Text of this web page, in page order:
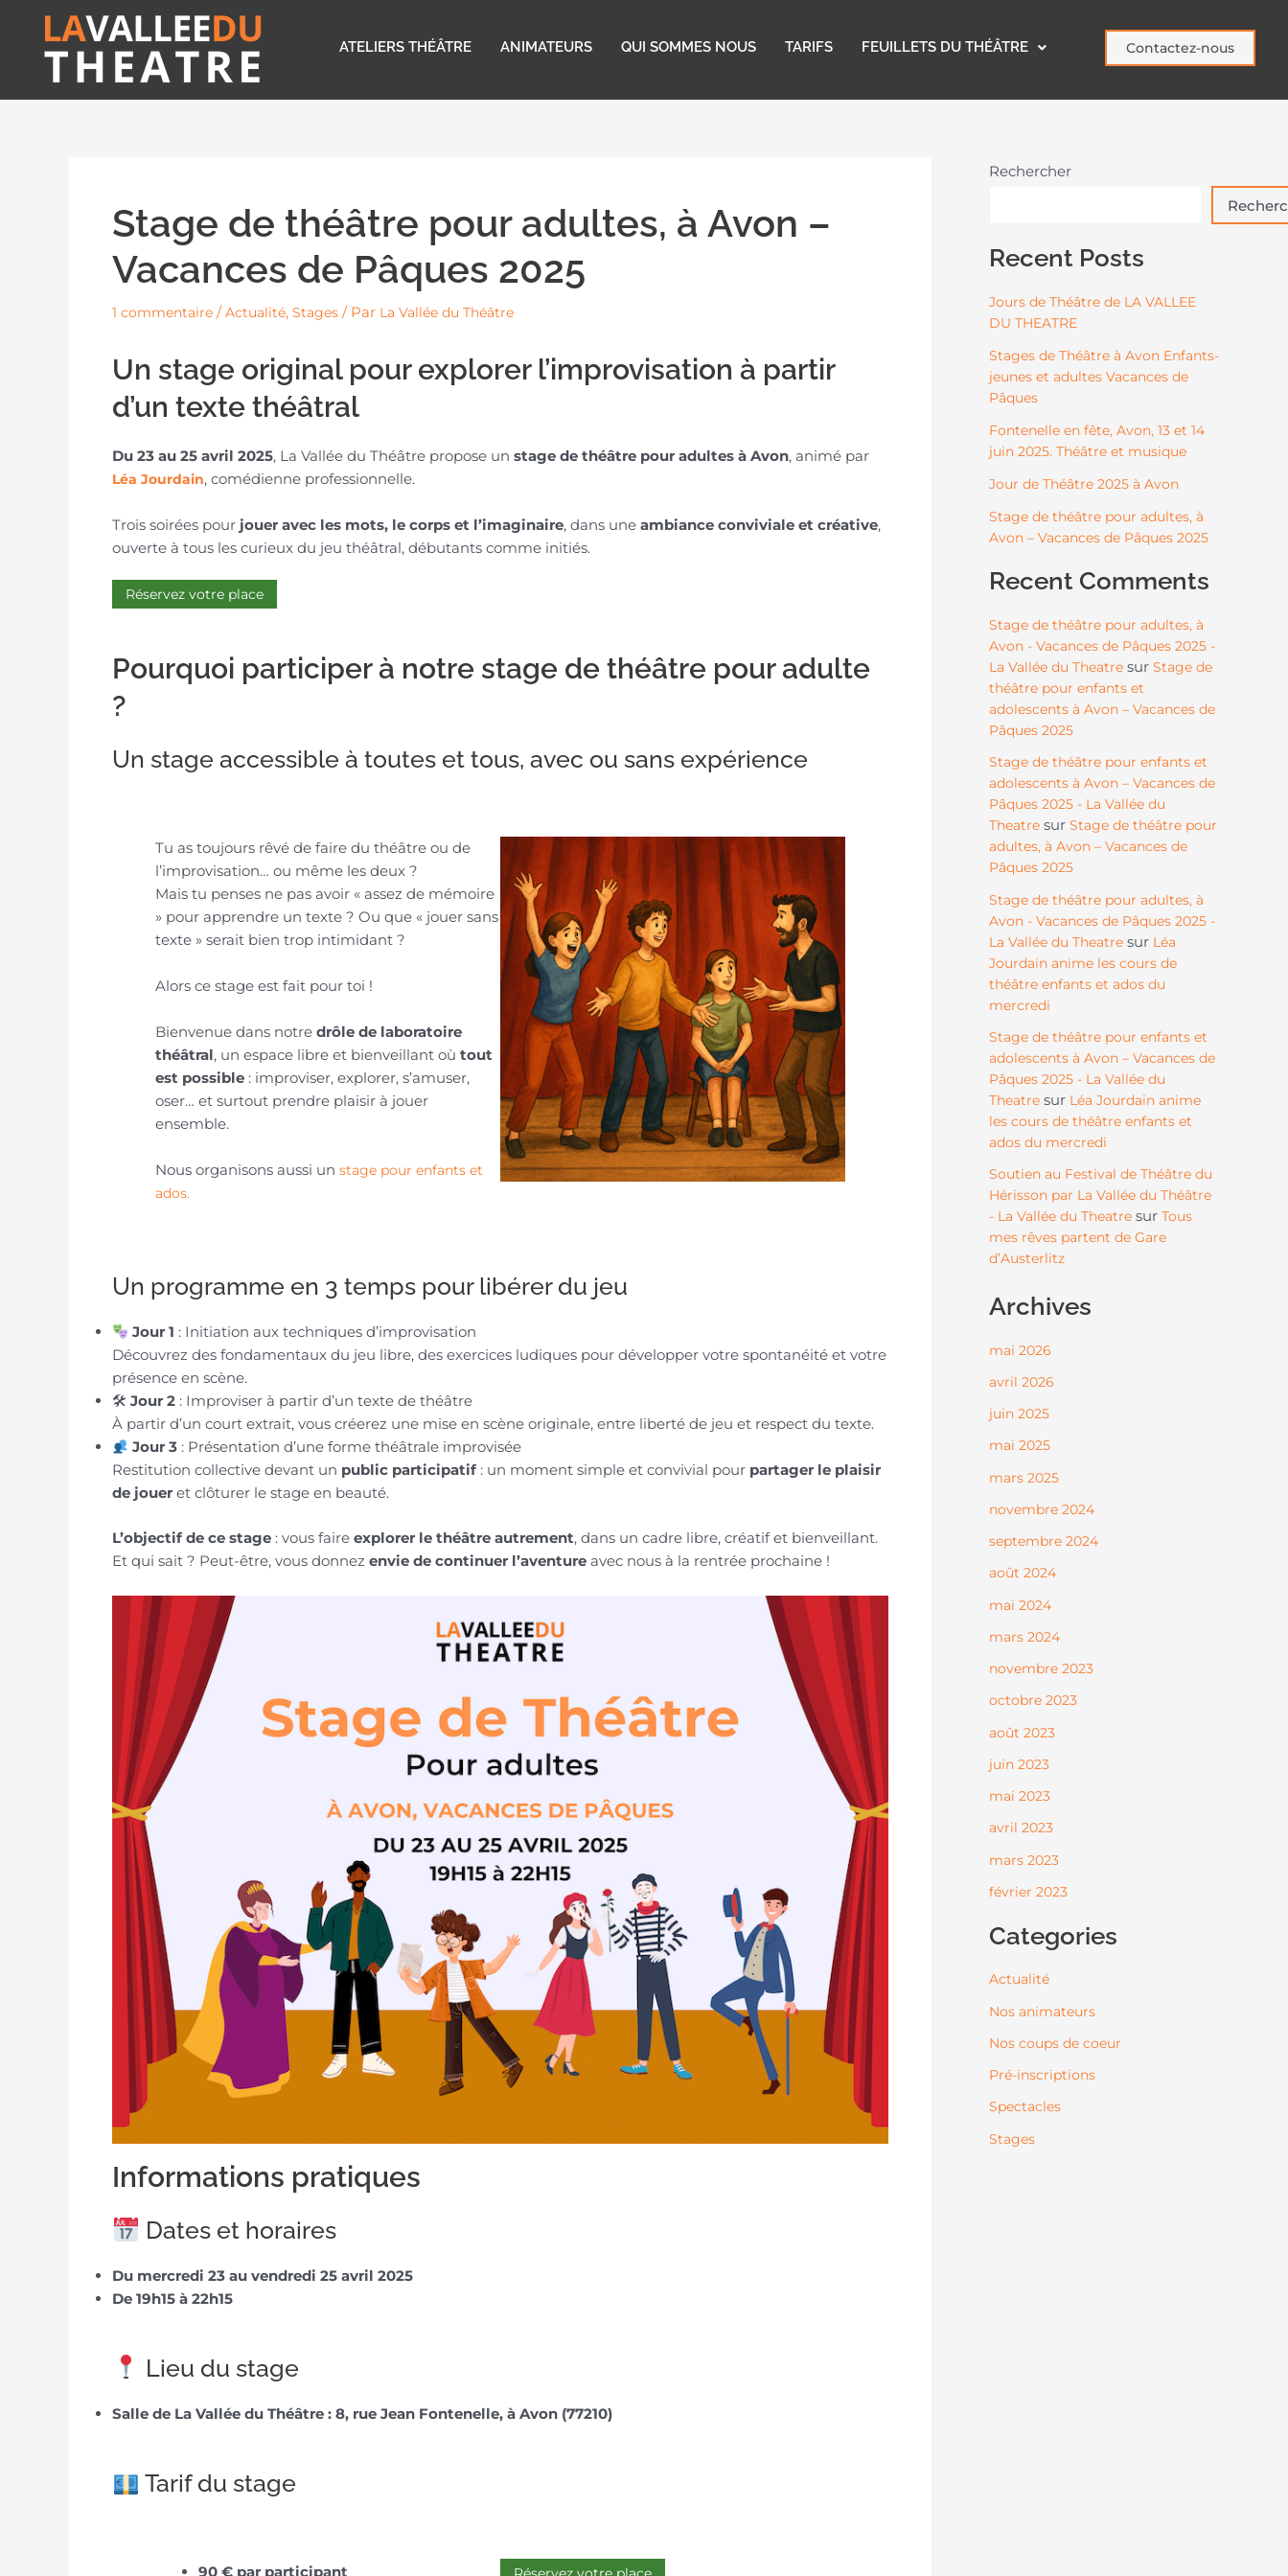
contenu
ATELIERS THÉÂTRE ANIMATEURS QUI SOMMES NOUS TARIFS FEUILLETS DU THÉÂTRE Contactez-nous
Stage de théâtre pour adultes, à Avon –
Vacances de Pâques 2025
1 commentaire /Actualité, Stages / Par La Vallée du Théâtre
Un stage original pour explorer l’improvisation à partir
d’un texte théâtral
Du 23 au 25 avril 2025, La Vallée du Théâtre propose un stage de théâtre pour adultes à Avon, animé par
Léa Jourdain, comédienne professionnelle.
Trois soirées pour jouer avec les mots, le corps et l’imaginaire, dans une ambiance conviviale et créative,
ouverte à tous les curieux du jeu théâtral, débutants comme initiés.
Réservez votre place
Pourquoi participer à notre stage de théâtre pour adulte
?
Un stage accessible à toutes et tous, avec ou sans expérience
Tu as toujours rêvé de faire du théâtre ou de
l’improvisation… ou même les deux ?
Mais tu penses ne pas avoir « assez de mémoire
» pour apprendre un texte ? Ou que « jouer sans
texte » serait bien trop intimidant ?
Alors ce stage est fait pour toi !
Bienvenue dans notre drôle de laboratoire
théâtral, un espace libre et bienveillant où tout
est possible : improviser, explorer, s’amuser,
oser… et surtout prendre plaisir à jouer
ensemble.
Nous organisons aussi un stage pour enfants et
ados.
Un programme en 3 temps pour libérer du jeu
Jour 1 : Initiation aux techniques d’improvisation
Découvrez des fondamentaux du jeu libre, des exercices ludiques pour développer votre spontanéité et votre
présence en scène.
🛠 Jour 2 : Improviser à partir d’un texte de théâtre
À partir d’un court extrait, vous créerez une mise en scène originale, entre liberté de jeu et respect du texte.
Jour 3 : Présentation d’une forme théâtrale improvisée
Restitution collective devant un public participatif : un moment simple et convivial pour partager le plaisir
de jouer et clôturer le stage en beauté.
L’objectif de ce stage : vous faire explorer le théâtre autrement, dans un cadre libre, créatif et bienveillant.
Et qui sait ? Peut-être, vous donnez envie de continuer l’aventure avec nous à la rentrée prochaine !
Informations pratiques
Dates et horaires
Du mercredi 23 au vendredi 25 avril 2025
De 19h15 à 22h15
Lieu du stage
Salle de La Vallée du Théâtre : 8, rue Jean Fontenelle, à Avon (77210)
Tarif du stage
90 € par participant Réservez votre place
Rechercher
Recent Posts
Jours de Théâtre de LA VALLEE
DU THEATRE
Stages de Théâtre à Avon Enfants-
jeunes et adultes Vacances de
Pâques
Fontenelle en fête, Avon, 13 et 14
juin 2025. Théâtre et musique
Jour de Théâtre 2025 à Avon
Stage de théâtre pour adultes, à
Avon – Vacances de Pâques 2025
Recent Comments
Stage de théâtre pour adultes, à
Avon - Vacances de Pâques 2025 -
La Vallée du Theatre sur Stage de
théâtre pour enfants et
adolescents à Avon – Vacances de
Pâques 2025
Stage de théâtre pour enfants et
adolescents à Avon – Vacances de
Pâques 2025 - La Vallée du
Theatre sur Stage de théâtre pour
adultes, à Avon – Vacances de
Pâques 2025
Stage de théâtre pour adultes, à
Avon - Vacances de Pâques 2025 -
La Vallée du Theatre sur Léa
Jourdain anime les cours de
théâtre enfants et ados du
mercredi
Stage de théâtre pour enfants et
adolescents à Avon – Vacances de
Pâques 2025 - La Vallée du
Theatre sur Léa Jourdain anime
les cours de théâtre enfants et
ados du mercredi
Soutien au Festival de Théâtre du
Hérisson par La Vallée du Théâtre
- La Vallée du Theatre sur Tous
mes rêves partent de Gare
d’Austerlitz
Archives
mai 2026
avril 2026
juin 2025
mai 2025
mars 2025
novembre 2024
septembre 2024
août 2024
mai 2024
mars 2024
novembre 2023
octobre 2023
août 2023
juin 2023
mai 2023
avril 2023
mars 2023
février 2023
Categories
Actualité
Nos animateurs
Nos coups de coeur
Pré-inscriptions
Spectacles
Stages